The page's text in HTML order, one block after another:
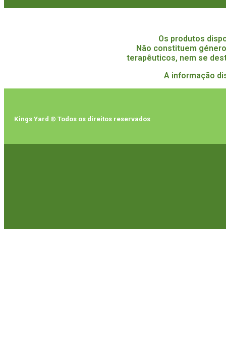
Os produtos
Não constituem
terapêuticos, nem se
A informação
Kings Yard © Todos os direitos reservados